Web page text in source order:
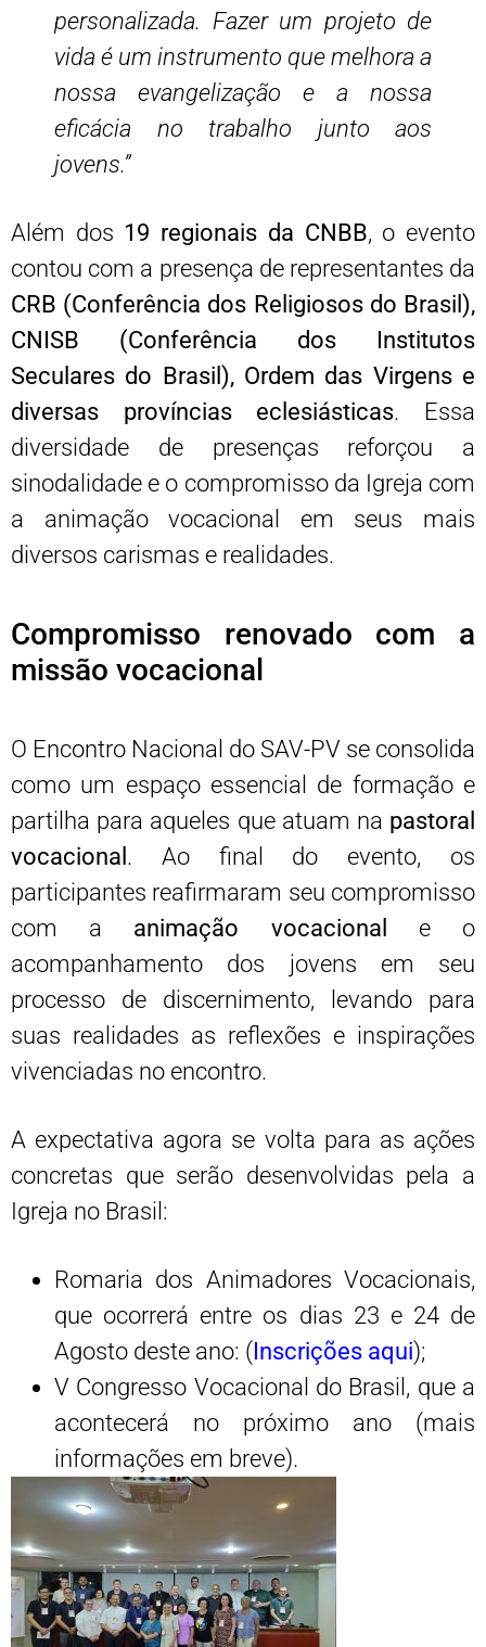
personalizada. Fazer um projeto de
vida é um instrumento que melhora a
nossa evangelização e a nossa
eficácia no trabalho junto aos
jovens.”
Além dos 19 regionais da CNBB, o evento
contou com a presença de representantes da
CRB (Conferência dos Religiosos do Brasil),
CNISB (Conferência dos Institutos
Seculares do Brasil), Ordem das Virgens e
diversas províncias eclesiásticas. Essa
diversidade de presenças reforçou a
sinodalidade e o compromisso da Igreja com
a animação vocacional em seus mais
diversos carismas e realidades.
Compromisso renovado com a
missão vocacional
O Encontro Nacional do SAV-PV se consolida
como um espaço essencial de formação e
partilha para aqueles que atuam na pastoral
vocacional . Ao final do evento, os
participantes reafirmaram seu compromisso
com a animação vocacional
e o
acompanhamento dos jovens em seu
processo de discernimento, levando para
suas realidades as reflexões e inspirações
vivenciadas no encontro.
A expectativa agora se volta para as ações
concretas que serão desenvolvidas pela a
Igreja no Brasil:
Romaria dos Animadores Vocacionais,
que ocorrerá entre os dias 23 e 24 de
Agosto deste ano: (Inscrições aqui);
V Congresso Vocacional do Brasil, que a
acontecerá no próximo ano (mais
informações em breve).